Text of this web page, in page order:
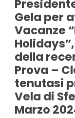
Gela per
Vacanze
Holidays”
della
Prova –
tenutasi
Vela di
Marzo